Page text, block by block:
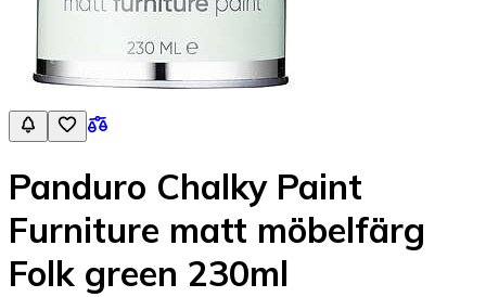
Panduro Chalky Paint
Furniture matt möbelfärg
Folk green 230ml